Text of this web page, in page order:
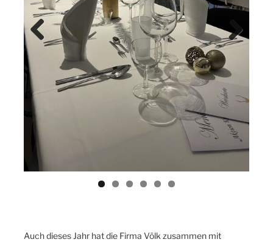
Previ
ous
Next
Auch dieses Jahr hat die Firma Völk zusammen mit